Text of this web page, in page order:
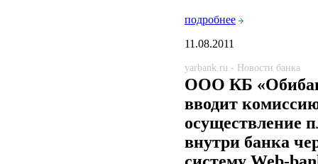
подробнее
11.08.2011
yarbank.ru - Новости банка
ООО КБ
вводит
осуществление
внутри банка